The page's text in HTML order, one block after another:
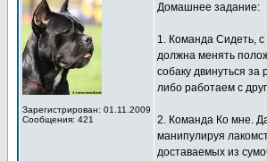
Зарегистрирован: 01.11.2009
Сообщения: 421
Домашнее задание:
1. Команда Сидеть, с
должна менять
собаку двинуться
либо работаем с
2. Команда Ко мне.
манипулируя
доставаемых из